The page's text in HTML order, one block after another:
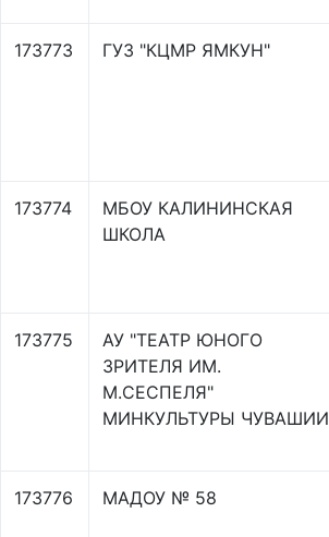
173773 ГУЗ "КЦМР ЯМКУН"
173774
МБОУ КАЛИНИНСКАЯ
ШКОЛА
173775
АУ "ТЕАТР ЮНОГО
ЗРИТЕЛЯ ИМ.
М.СЕСПЕЛЯ"
МИНКУЛЬТУРЫ ЧУВАШИИ
173776 МАДОУ № 58